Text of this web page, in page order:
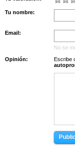
Tu nombre:
Email:
No se
Opinión:
Escribe